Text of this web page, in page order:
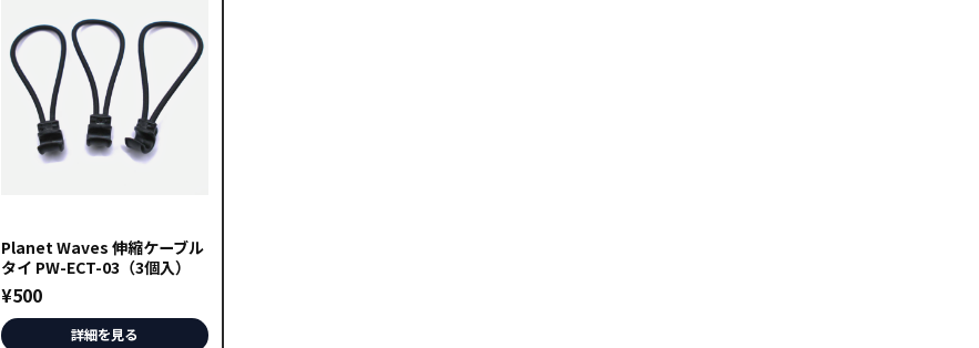
Planet Waves 伸縮ケーブル
タイ PW-ECT-03（3個入）
¥500
詳細を見る